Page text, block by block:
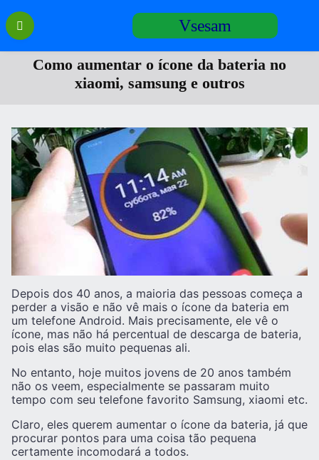
Перейти
содержанию
Vsesam
Como aumentar o ícone da bateria no
xiaomi, samsung e outros
Depois dos 40 anos, a maioria das pessoas começa a
perder a visão e não vê mais o ícone da bateria em
um telefone Android. Mais precisamente, ele vê o
ícone, mas não há percentual de descarga de bateria,
pois elas são muito pequenas ali.
No entanto, hoje muitos jovens de 20 anos também
não os veem, especialmente se passaram muito
tempo com seu telefone favorito Samsung, xiaomi etc.
Claro, eles querem aumentar o ícone da bateria, já que
procurar pontos para uma coisa tão pequena
certamente incomodará a todos.